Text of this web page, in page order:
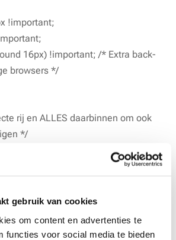
gebruik van cookies
om content en advertenties te
functies voor social media te bieden
!important;
16px) !important; /* Extra back-
browsers */
rij en ALLES daarbinnen om ook
*/
*,
16px !important;